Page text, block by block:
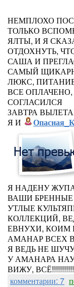
НЕМПЛОХО
ТОЛЬКО
ЯЛТЫ, И Я
ОТДОХНУТЬ,
САША И
САМЫЙ
ЛЮКС,
ВСЕ
СОГЛАСИЛСЯ
ЗАВТРА
Я И
Я НАДЕНУ
ВАШИ
УТЛЫЕ
КОЛЛЕКЦИЙ,
ЕВНУХИ, КОИМ
АМАНАР ВСЕХ
Я ВЕДЬ НЕ
У АМАНАРА
ВИЖУ,
комментарии: 7